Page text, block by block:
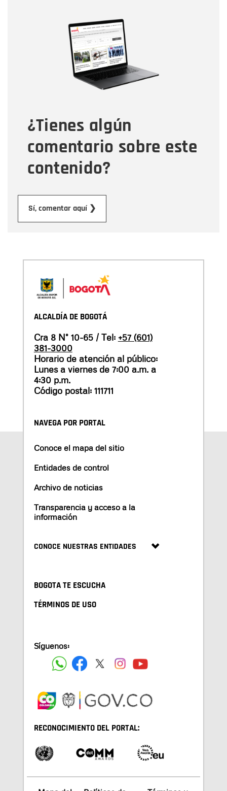
¿Tienes algún
comentario sobre este
contenido?
Sí, comentar aquí ❯
Correo electrónico
Tipo de comentario
Mensaje
ALCALDÍA DE BOGOTÁ
Cra 8 N° 10-65 / Tel: +57 (601)
381-3000
Horario de atención al público:
Lunes a viernes de 7:00 a.m. a
4:30 p.m.
Código postal: 111711
NAVEGA POR PORTAL
Conoce el mapa del sitio
Entidades de control
Archivo de noticias
Transparencia y acceso a la
información
CONOCE NUESTRAS ENTIDADES
BOGOTA TE ESCUCHA
TÉRMINOS DE USO
Síguenos:
RECONOCIMIENTO DEL PORTAL: